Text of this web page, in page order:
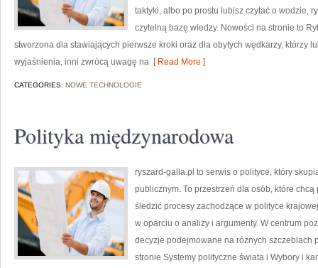
taktyki, albo po prostu lubisz czytać o wodzie,
czytelną bazę wiedzy. Nowości na stronie to
stworzona dla stawiających pierwsze kroki oraz dla obytych wędkarzy, którzy
wyjaśnienia, inni zwrócą uwagę na [ Read More ]
CATEGORIES: NOWE TECHNOLOGIE
Polityka międzynarodowa
ryszard-galla.pl to serwis o polityce, który
publicznym. To przestrzeń dla osób, które
śledzić procesy zachodzące w polityce
w oparciu o analizy i argumenty. W centrum
decyzje podejmowane na różnych szczeblach
stronie Systemy polityczne świata i Wybory i